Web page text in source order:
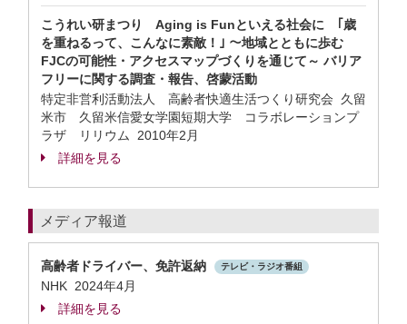
こうれい研まつり Aging is Funといえる社会に ｢歳
を重ねるって、こんなに素敵！｣ ～地域とともに歩む
FJCの可能性・アクセスマップづくりを通じて～ バリア
フリーに関する調査・報告、啓蒙活動
特定非営利活動法人 高齢者快適生活つくり研究会 久留
米市 久留米信愛女学園短期大学 コラボレーションプ
ラザ リリウム 2010年2月
詳細を見る
メディア報道
高齢者ドライバー、免許返納 テレビ・ラジオ番組
NHK 2024年4月
詳細を見る